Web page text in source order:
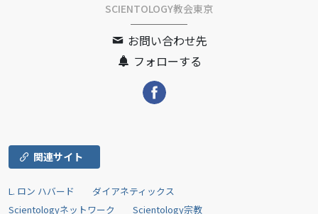
SCIENTOLOGY教会東京
お問い合わせ先
フォローする
関連サイト
L. ロン ハバード
ダイアネティックス
Scientologyネットワーク
Scientology宗教